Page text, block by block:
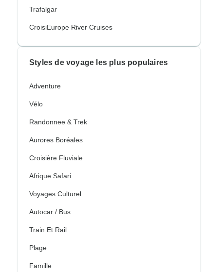
Trafalgar
CroisiEurope River Cruises
Styles de voyage les plus populaires
Adventure
Vélo
Randonnee & Trek
Aurores Boréales
Croisière Fluviale
Afrique Safari
Voyages Culturel
Autocar / Bus
Train Et Rail
Plage
Famille